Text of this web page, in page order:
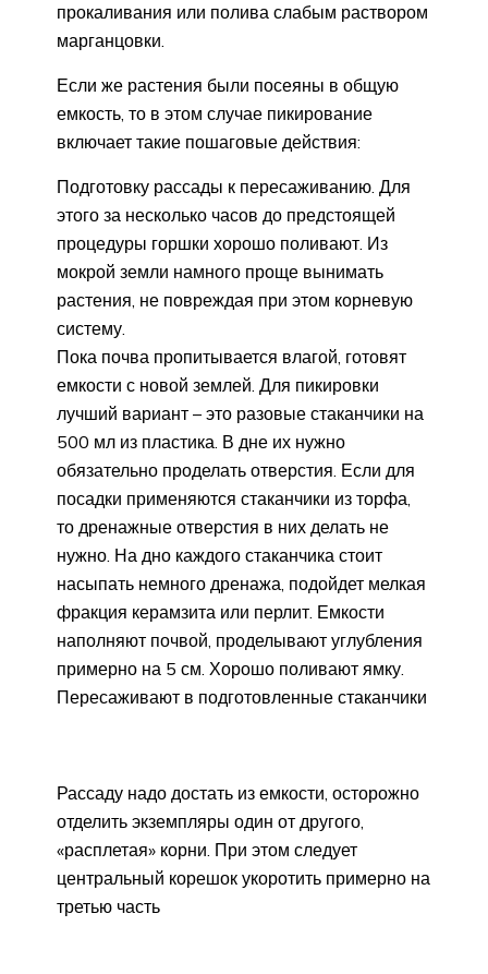
прокаливания или полива слабым раствором
марганцовки.
Если же растения были посеяны в общую
емкость, то в этом случае пикирование
включает такие пошаговые действия:
Подготовку рассады к пересаживанию. Для
этого за несколько часов до предстоящей
процедуры горшки хорошо поливают. Из
мокрой земли намного проще вынимать
растения, не повреждая при этом корневую
систему.
Пока почва пропитывается влагой, готовят
емкости с новой землей. Для пикировки
лучший вариант – это разовые стаканчики на
500 мл из пластика. В дне их нужно
обязательно проделать отверстия. Если для
посадки применяются стаканчики из торфа,
то дренажные отверстия в них делать не
нужно. На дно каждого стаканчика стоит
насыпать немного дренажа, подойдет мелкая
фракция керамзита или перлит. Емкости
наполняют почвой, проделывают углубления
примерно на 5 см. Хорошо поливают ямку.
Пересаживают в подготовленные стаканчики
Рассаду надо достать из емкости, осторожно
отделить экземпляры один от другого,
«расплетая» корни. При этом следует
центральный корешок укоротить примерно на
третью часть